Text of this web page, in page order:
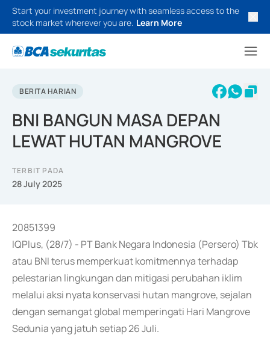
Start your investment journey with seamless access to the
stock market wherever you are. Learn More
BERITA HARIAN
BNI BANGUN MASA DEPAN
LEWAT HUTAN MANGROVE
TERBIT PADA
28 July 2025
20851399
IQPlus, (28/7) - PT Bank Negara Indonesia (Persero) Tbk
atau BNI terus memperkuat komitmennya terhadap
pelestarian lingkungan dan mitigasi perubahan iklim
melalui aksi nyata konservasi hutan mangrove, sejalan
dengan semangat global memperingati Hari Mangrove
Sedunia yang jatuh setiap 26 Juli.